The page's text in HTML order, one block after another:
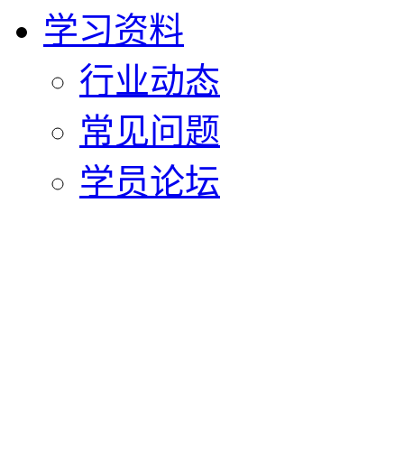
学习资料
行业动态
常见问题
学员论坛